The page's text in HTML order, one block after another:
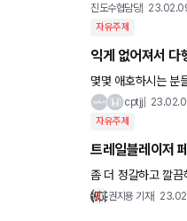
진도수협담당
자유주제
익게 없어져서 다
몇몇 애호하시는 분
니다. 덕분에 더 활
cptjj
자유주제
트레일블레이저
좀 더 정갈하고 깔
권지용 기자